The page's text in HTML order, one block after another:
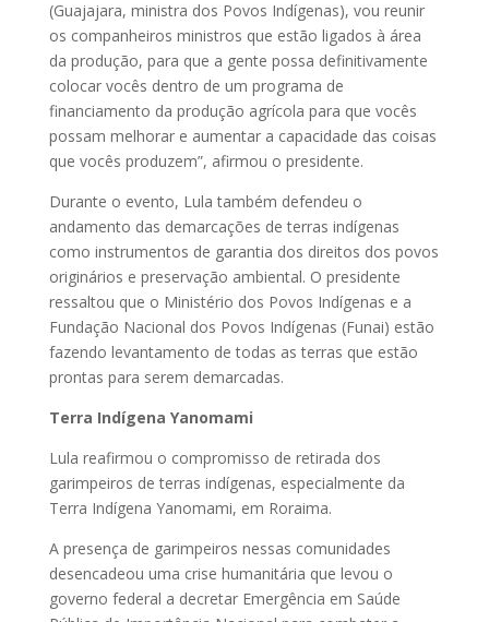
(Guajajara, ministra dos Povos Indígenas), vou reunir
os companheiros ministros que estão ligados à área
da produção, para que a gente possa definitivamente
colocar vocês dentro de um programa de
financiamento da produção agrícola para que vocês
possam melhorar e aumentar a capacidade das coisas
que vocês produzem”, afirmou o presidente.
Durante o evento, Lula também defendeu o
andamento das demarcações de terras indígenas
como instrumentos de garantia dos direitos dos povos
originários e preservação ambiental. O presidente
ressaltou que o Ministério dos Povos Indígenas e a
Fundação Nacional dos Povos Indígenas (Funai) estão
fazendo levantamento de todas as terras que estão
prontas para serem demarcadas.
Terra Indígena Yanomami
Lula reafirmou o compromisso de retirada dos
garimpeiros de terras indígenas, especialmente da
Terra Indígena Yanomami, em Roraima.
A presença de garimpeiros nessas comunidades
desencadeou uma crise humanitária que levou o
governo federal a decretar Emergência em Saúde